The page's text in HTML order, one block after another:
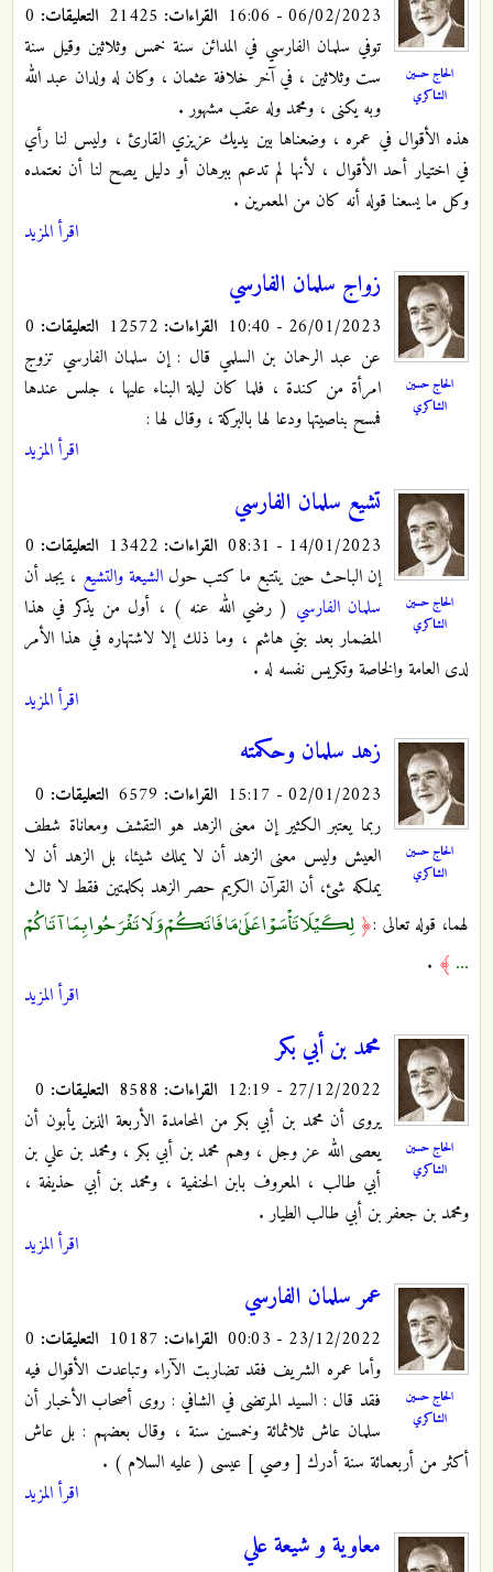
الحاج حسين
الشاكري
06/02/2023 - 16:06 القراءات: التعليقات:
توفي سلمان الفارسي في المدائن سنة خمس وثلاثين وقيل سنة
ست وثلاثين ، في آخر خلافة عثمان ، وكان له ولدان عبد الله
وبه يكنى ، ومحمد وله عقب مشهور .
هذه الأقوال في عمره ، وضعناها بين يديك عزيزي القارئ ، وليس لنا رأي
في اختيار أحد الأقوال ، لأنها لم تدعم ببرهان أو دليل يصح لنا أن نعتمده
وكل ما يسعنا قوله أنه كان من المعمرين .
اقرأ المزيد
الحاج حسين
الشاكري
زواج سلمان الفارسي
26/01/2023 - 10:40 القراءات: التعليقات:
عن عبد الرحمان بن السلمي قال : إن سلمان الفارسي تزوج
امرأة من كندة ، فلما كان ليلة البناء عليها ، جلس عندها
فمسح بناصيتها ودعا لها بالبركة ، وقال لها :
اقرأ المزيد
الحاج حسين
الشاكري
تشيع سلمان الفارسي
14/01/2023 - 08:31 القراءات: التعليقات:
إن الباحث حين يتتبع ما كتب حولالشيعة والتشيع ، يجد أن
سلمان الفارسي ( رضي الله عنه ) ، أول من يذكر في هذا
المضمار بعد بني هاشم ، وما ذلك إلا لاشتهاره في هذا الأمر
لدى العامة والخاصة وتكريس نفسه له .
اقرأ المزيد
الحاج حسين
الشاكري
زهد سلمان وحكمته
02/01/2023 - 15:17 القراءات: التعليقات:
ربما يعتبر الكثير إن معنى الزهد هو التقشف ومعاناة شطف
العيش وليس معنى الزهد أن لا يملك شيئا، بل الزهد أن لا
يملكه شئ، أن القرآن الكريم حصر الزهد بكلمتين فقط لا ثالث
لهما، قوله تعالى :﴿لِكَيْلَا تَأْسَوْا عَلَىٰ مَا فَاتَكُمْ وَلَا تَفْرَحُوا بِمَا آتَاكُمْ
... ﴾ .
اقرأ المزيد
الحاج حسين
الشاكري
محمد بن أبي بكر
27/12/2022 - 12:19 القراءات: التعليقات:
يروى أن محمد بن أبي بكر من المحامدة الأربعة الذين يأبون أن
يعصى الله عز وجل ، وهم محمد بن أبي بكر ، ومحمد بن علي بن
أبي طالب ، المعروف بابن الحنفية ، ومحمد بن أبي حذيفة ،
ومحمد بن جعفر بن أبي طالب الطيار .
اقرأ المزيد
الحاج حسين
الشاكري
عمر سلمان الفارسي
23/12/2022 - 00:03 القراءات: التعليقات:
وأما عمره الشريف فقد تضاربت الآراء وتباعدت الأقوال فيه
فقد قال : السيد المرتضى في الشافي : روى أصحاب الأخبار أن
سلمان عاش ثلاثمائة وخمسين سنة ، وقال بعضهم : بل عاش
أكثر من أربعمائة سنة أدرك [ وصي ] عيسى ( عليه السلام ) .
اقرأ المزيد
معاوية و شيعة علي